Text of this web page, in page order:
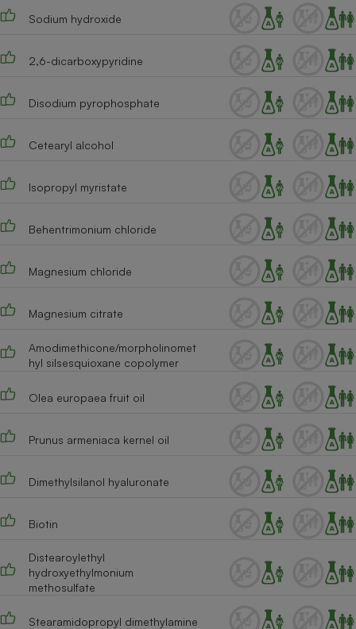
Sodium hydroxide
2,6-dicarboxypyridine
Disodium pyrophosphate
Cetearyl alcohol
Isopropyl myristate
Behentrimonium chloride
Magnesium chloride
Magnesium citrate
Amodimethicone/morpholinomet
hyl silsesquioxane copolymer
Olea europaea fruit oil
Prunus armeniaca kernel oil
Dimethylsilanol hyaluronate
Biotin
Distearoylethyl
hydroxyethylmonium
methosulfate
Stearamidopropyl dimethylamine